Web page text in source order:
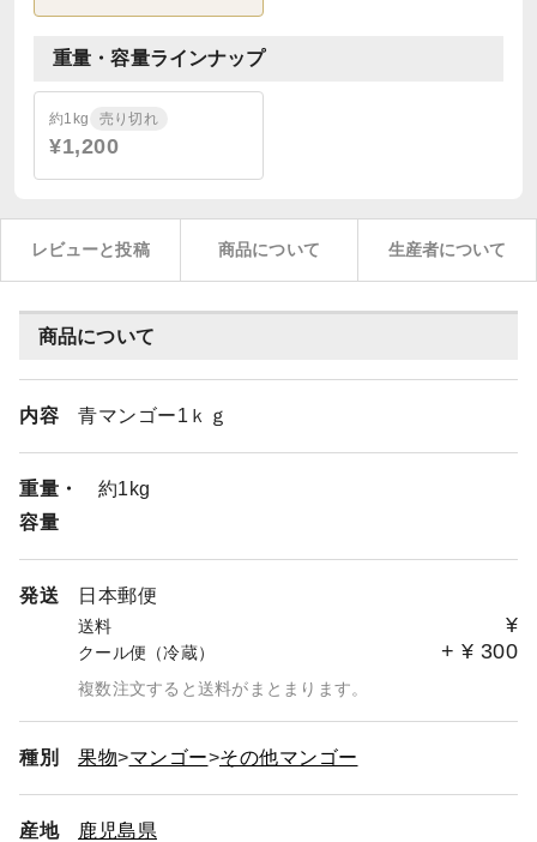
重量・容量ラインナップ
約1kg 売り切れ
¥1,200
レビューと投稿 商品について 生産者について
商品について
内容 青マンゴー1ｋｇ
重量・
容量
約1kg
発送 日本郵便
送料 ¥
クール便（冷蔵） + ¥ 300
複数注文すると送料がまとまります。
種別 果物 マンゴー その他マンゴー
産地 鹿児島県